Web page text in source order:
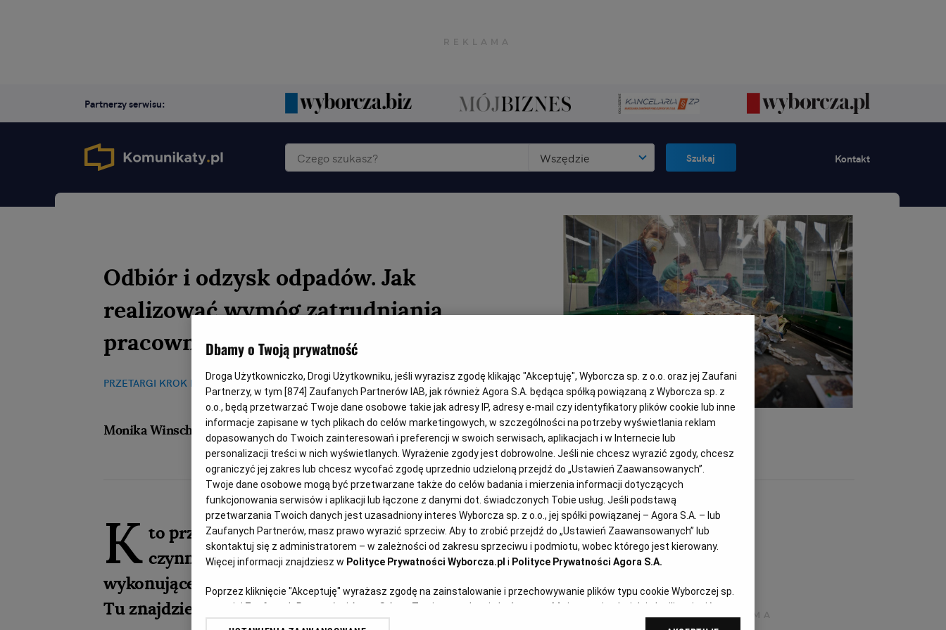
Partnerzy serwisu:
Wszędzie Szukaj Kontakt
Odbiór i odzysk odpadów. Jak
realizować wymóg zatrudniania
pracowników na umowę o pracę?
PRZETARGI KROK PO KROKU 31.08.2018, 07:02
Monika Winsche
Sortownia odpadów(TOMASZ FRITZ)
K to przy konkretnym zamówieniu powinien podać
czynności i wymagać, aby wszystkie osoby je
wykonujące były zatrudnione na podstawie umowy o pracę?
Tu znajdziesz odpowiedź.
Dbamy o Twoją prywatność
Droga Użytkowniczko, Drogi Użytkowniku, jeśli wyrazisz zgodę klikając "Akceptuję", Wyborcza sp. z o.o. oraz jej Zaufani
Partnerzy, w tym [874] Zaufanych Partnerów IAB, jak również Agora S.A. będąca spółką powiązaną z Wyborcza sp. z
o.o., będą przetwarzać Twoje dane osobowe takie jak adresy IP, adresy e-mail czy identyfikatory plików cookie lub inne
informacje zapisane w tych plikach do celów marketingowych, w szczególności na potrzeby wyświetlania reklam
dopasowanych do Twoich zainteresowań i preferencji w swoich serwisach, aplikacjach i w Internecie lub
personalizacji treści w nich wyświetlanych. Wyrażenie zgody jest dobrowolne. Jeśli nie chcesz wyrazić zgody, chcesz
ograniczyć jej zakres lub chcesz wycofać zgodę uprzednio udzieloną przejdź do „Ustawień Zaawansowanych”.
Twoje dane osobowe mogą być przetwarzane także do celów badania i mierzenia informacji dotyczących
funkcjonowania serwisów i aplikacji lub łączone z danymi dot. świadczonych Tobie usług. Jeśli podstawą
przetwarzania Twoich danych jest uzasadniony interes Wyborcza sp. z o.o., jej spółki powiązanej – Agora S.A. – lub
Zaufanych Partnerów, masz prawo wyrazić sprzeciw. Aby to zrobić przejdź do „Ustawień Zaawansowanych” lub
skontaktuj się z administratorem – w zależności od zakresu sprzeciwu i podmiotu, wobec którego jest kierowany.
Więcej informacji znajdziesz w Polityce Prywatności Wyborcza.pl i Polityce Prywatności Agora S.A.
Poprzez kliknięcie "Akceptuję" wyrażasz zgodę na zainstalowanie i przechowywanie plików typu cookie Wyborczej sp.
z o. o. jej Zaufanych Partnerów i Agora S.A. na Twoim urządzeniu końcowym. Możesz też w każdej chwili zmienić
swoje preferencje dot. plików cookie, ponownie wywołując narzędzie do zarządzania Twoimi preferencjami dot.